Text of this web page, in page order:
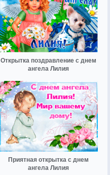
Открытка поздравление с днем
ангела Лилия
Приятная открытка с днем
ангела Лилия